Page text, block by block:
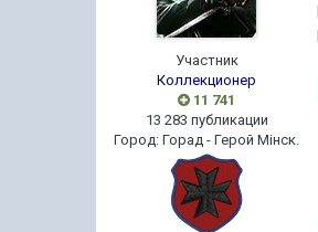
Участник
Коллекционер
11 741
13 283 публикации
Город:Горад - Герой Мiнск.